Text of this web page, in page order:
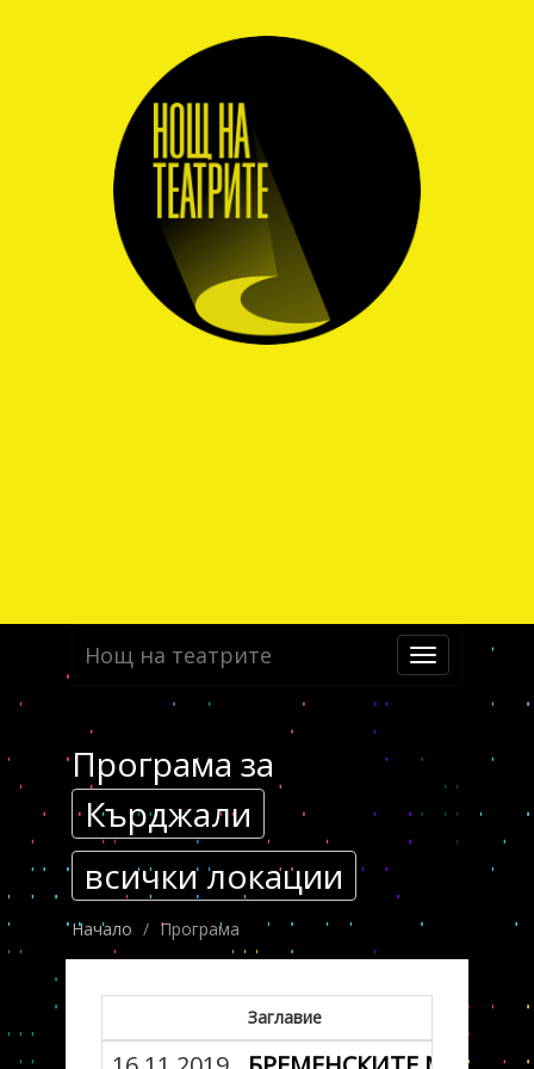
Toggle
Нощ на театрите
Програма за
Кърджали
всички локации
Начало Програма
Заглавие